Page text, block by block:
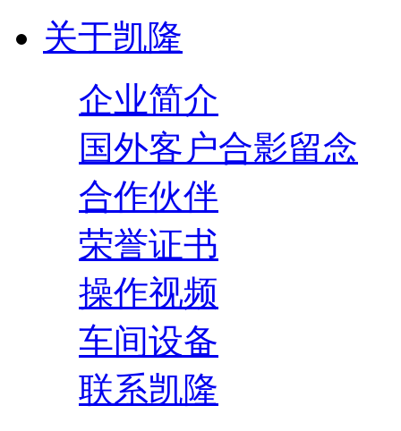
关于凯隆
企业简介
国外客户合影留念
合作伙伴
荣誉证书
操作视频
车间设备
联系凯隆